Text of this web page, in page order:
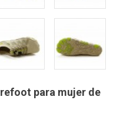
para mujer de